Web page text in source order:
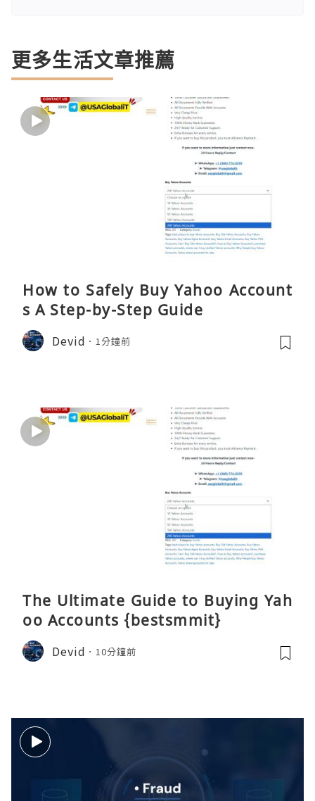
更多生活文章推薦
How to Safely Buy Yahoo Account
s A Step-by-Step Guide
Devid 1分鐘前
The Ultimate Guide to Buying Yah
oo Accounts {bestsmmit}
Devid 10分鐘前